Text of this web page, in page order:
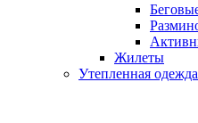
Жилеты
Утепленная одежда